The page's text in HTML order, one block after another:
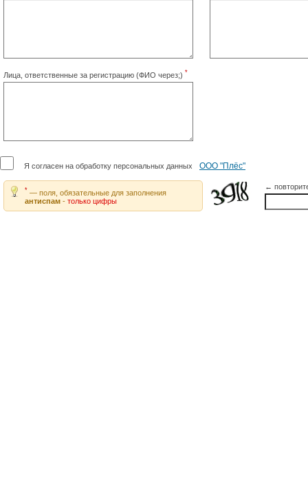
Лица, ответственные за регистрацию (ФИО через;) *
Я согласен на обработку персональных данных ООО "Плёс"
* — поля, обязательные для заполнения
антиспам - только цифры
←